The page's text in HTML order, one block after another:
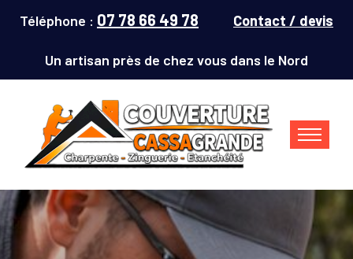
Téléphone : 07 78 66 49 78 Contact / devis
Un artisan près de chez vous dans le Nord